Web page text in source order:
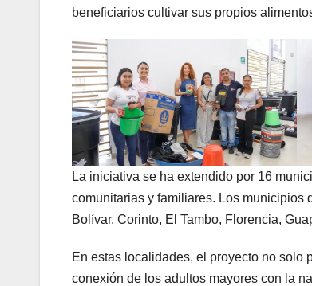
beneficiarios cultivar sus propios
La iniciativa se ha extendido por 16
comunitarias y familiares. Los municipios
Bolívar, Corinto, El Tambo, Florencia,
En estas localidades, el proyecto no solo
conexión de los adultos mayores con la